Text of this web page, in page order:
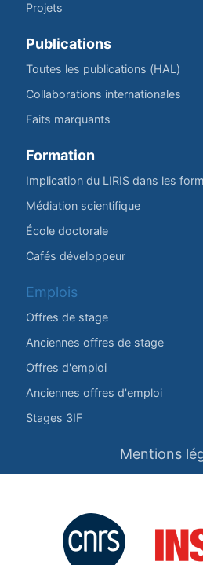
Projets
Publications
Toutes les publications (HAL)
Collaborations internationales
Faits marquants
Formation
Implication du LIRIS dans les
Médiation scientifique
École doctorale
Cafés développeur
Emplois
Offres de stage
Anciennes offres de stage
Offres d'emploi
Anciennes offres d'emploi
Stages 3IF
Mentions